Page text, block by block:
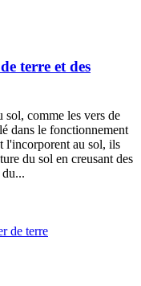
terre et des
sol, comme les vers de
dans le fonctionnement
l'incorporent au sol, ils
du sol en creusant des
de terre